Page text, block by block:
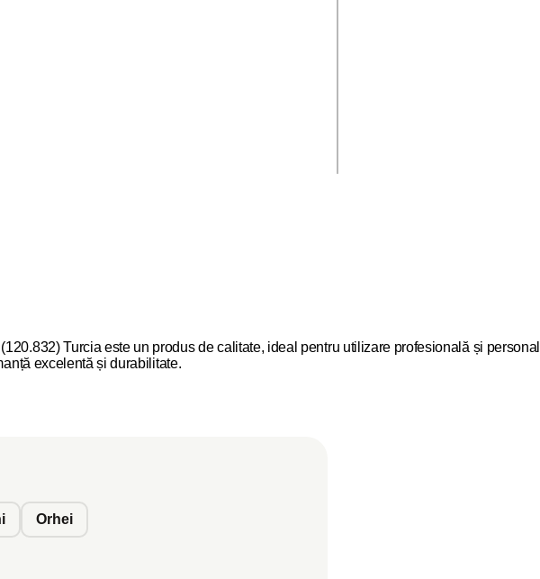
Turcia este un produs de calitate, ideal pentru utilizare profesională și
excelentă și durabilitate.
Orhei